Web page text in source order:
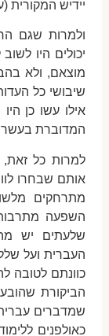
יידיש המקורית
ולמרות שגם
יכולים היו
מוצאם, ולא
שיבושי כל
אילו עשו כן
המדוברת
למרות כל זאת,
אותם שבחרו
מתרחקים
השפעה
שלעתים יש
העברית ועל
כוונתם לטובה
הביקורת
שמדברים
כאולפנים